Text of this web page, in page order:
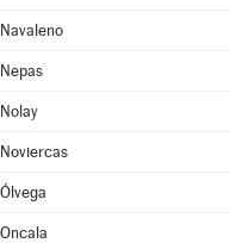
Navaleno
Nepas
Nolay
Noviercas
Ólvega
Oncala